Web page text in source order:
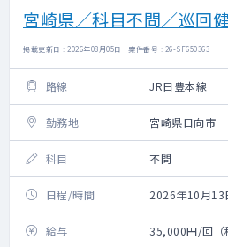
宮崎県／科目不問／巡回
掲載更新日 : 2026年08月05日 案件番号 : 26-SF650363
路線 JR日豊本線
勤務地 宮崎県日向市
科目 不問
日程/時間 2026年10月13
給与 35,000円/回（